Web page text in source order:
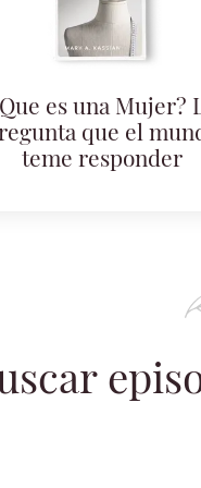
es una Mujer?
que el
teme responder